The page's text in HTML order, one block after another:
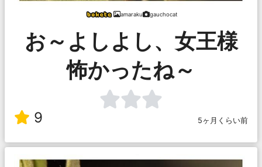
amaraku gauchocat
お～よしよし、女王様
怖かったね～
9 5ヶ月くらい前